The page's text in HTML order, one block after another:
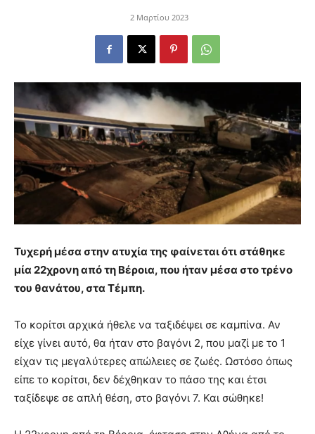
2 Μαρτίου 2023
Τυχερή μέσα στην ατυχία της φαίνεται ότι στάθηκε
μία 22χρονη από τη Βέροια, που ήταν μέσα στο τρένο
του θανάτου, στα Τέμπη.
Το κορίτσι αρχικά ήθελε να ταξιδέψει σε καμπίνα. Αν
είχε γίνει αυτό, θα ήταν στο βαγόνι 2, που μαζί με το 1
είχαν τις μεγαλύτερες απώλειες σε ζωές. Ωστόσο όπως
είπε το κορίτσι, δεν δέχθηκαν το πάσο της και έτσι
ταξίδεψε σε απλή θέση, στο βαγόνι 7. Και σώθηκε!